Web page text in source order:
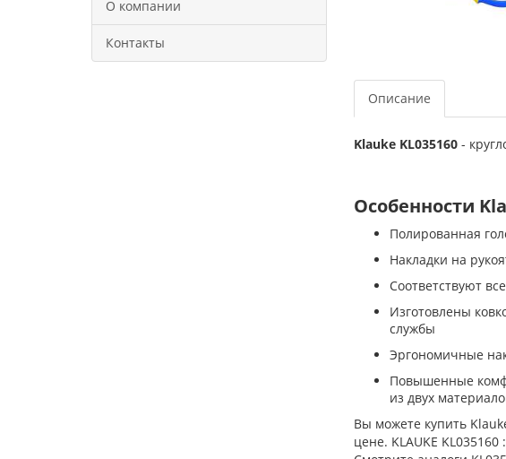
О компании
Контакты
Описание
Klauke KL035160-
Особенности
Полированная
Накладки на
Соответствуют
Изготовлены
службы
Эргономичные
Повышенные
из двух
Вы можете купить
цене. KLAUKE